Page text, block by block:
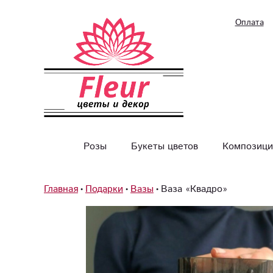
Оплата
Розы Букеты цветов
Главная Подарки Вазы Ваза «Квадро»